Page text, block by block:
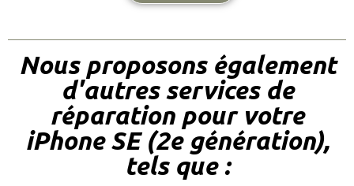
Nous proposons également
d'autres services de
réparation pour votre
iPhone SE (2e génération),
tels que :